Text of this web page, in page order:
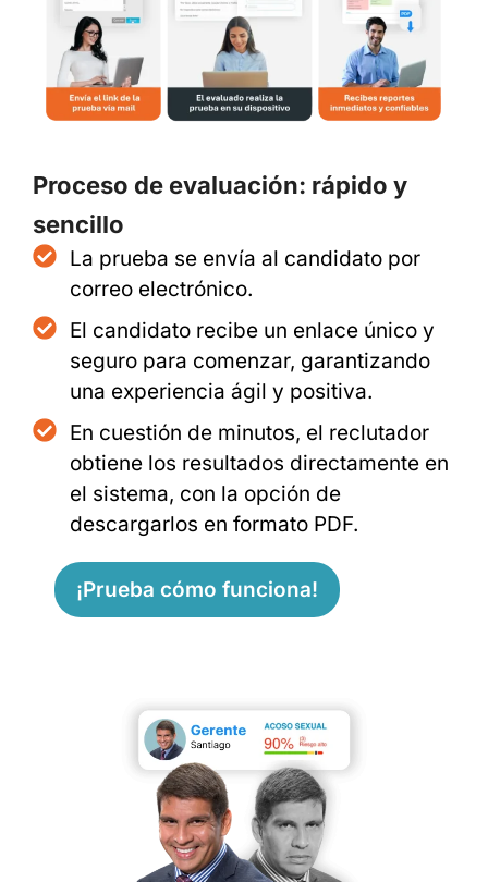
Proceso de evaluación: rápido y
sencillo
La prueba se envía al candidato por
correo electrónico.
El candidato recibe un enlace único y
seguro para comenzar, garantizando
una experiencia ágil y positiva.
En cuestión de minutos, el reclutador
obtiene los resultados directamente en
el sistema, con la opción de
descargarlos en formato PDF.
¡Prueba cómo funciona!